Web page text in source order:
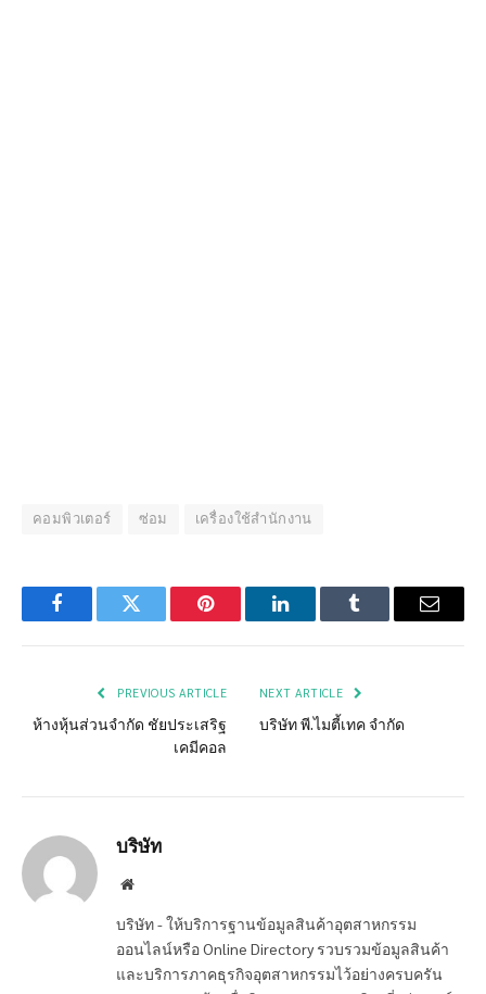
คอมพิวเตอร์ ซ่อม เครื่องใช้สำนักงาน
FacebookTwitter Pinterest LinkedInTumblr Email
PREVIOUS ARTICLE
ห้างหุ้นส่วนจำกัด ชัยประเสริฐ
เคมีคอล
NEXT ARTICLE
บริษัท พี.ไมตี้เทค จำกัด
บริษัท
Website
บริษัท - ให้บริการฐานข้อมูลสินค้าอุตสาหกรรม
ออนไลน์หรือ Online Directory รวบรวมข้อมูลสินค้า
และบริการภาคธุรกิจอุตสาหกรรมไว้อย่างครบครัน